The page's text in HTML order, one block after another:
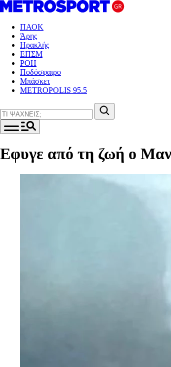
ΠΑΟΚ
Άρης
Ηρακλής
ΕΠΣΜ
ΡΟΗ
Ποδόσφαιρο
Μπάσκετ
METROPOLIS 95.5
Εφυγε από τη ζωή ο